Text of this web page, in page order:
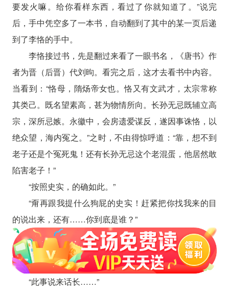
要发火嘛。给你看样东西，看过了你就知道了。”说完
后，手中凭空多了一本书，自动翻到了其中的某一页后递
到了李恪的手中。
李恪接过书，先是翻过来看了一眼书名，《唐书》作
者为晋（后晋）代刘昫。看完之后，这才去看书中内容。
当看到：“恪母，隋炀帝女也。恪又有文武才，太宗常称
其类己。既名望素高，甚为物情所向。长孙无忌既辅立高
宗，深所忌嫉。永徽中，会房遗爱谋反，遂因事诛恪，以
绝众望，海内冤之。”之时，不由得惊呼道：“靠，想不到
老子还是个冤死鬼！还有长孙无忌这个老混蛋，他居然敢
陷害老子！”
“按照史实，的确如此。”
“甭再跟我提什么狗屁的史实！赶紧把你找我来的目
的说出来，还有……你到底是谁？”
“此事说来话长……”